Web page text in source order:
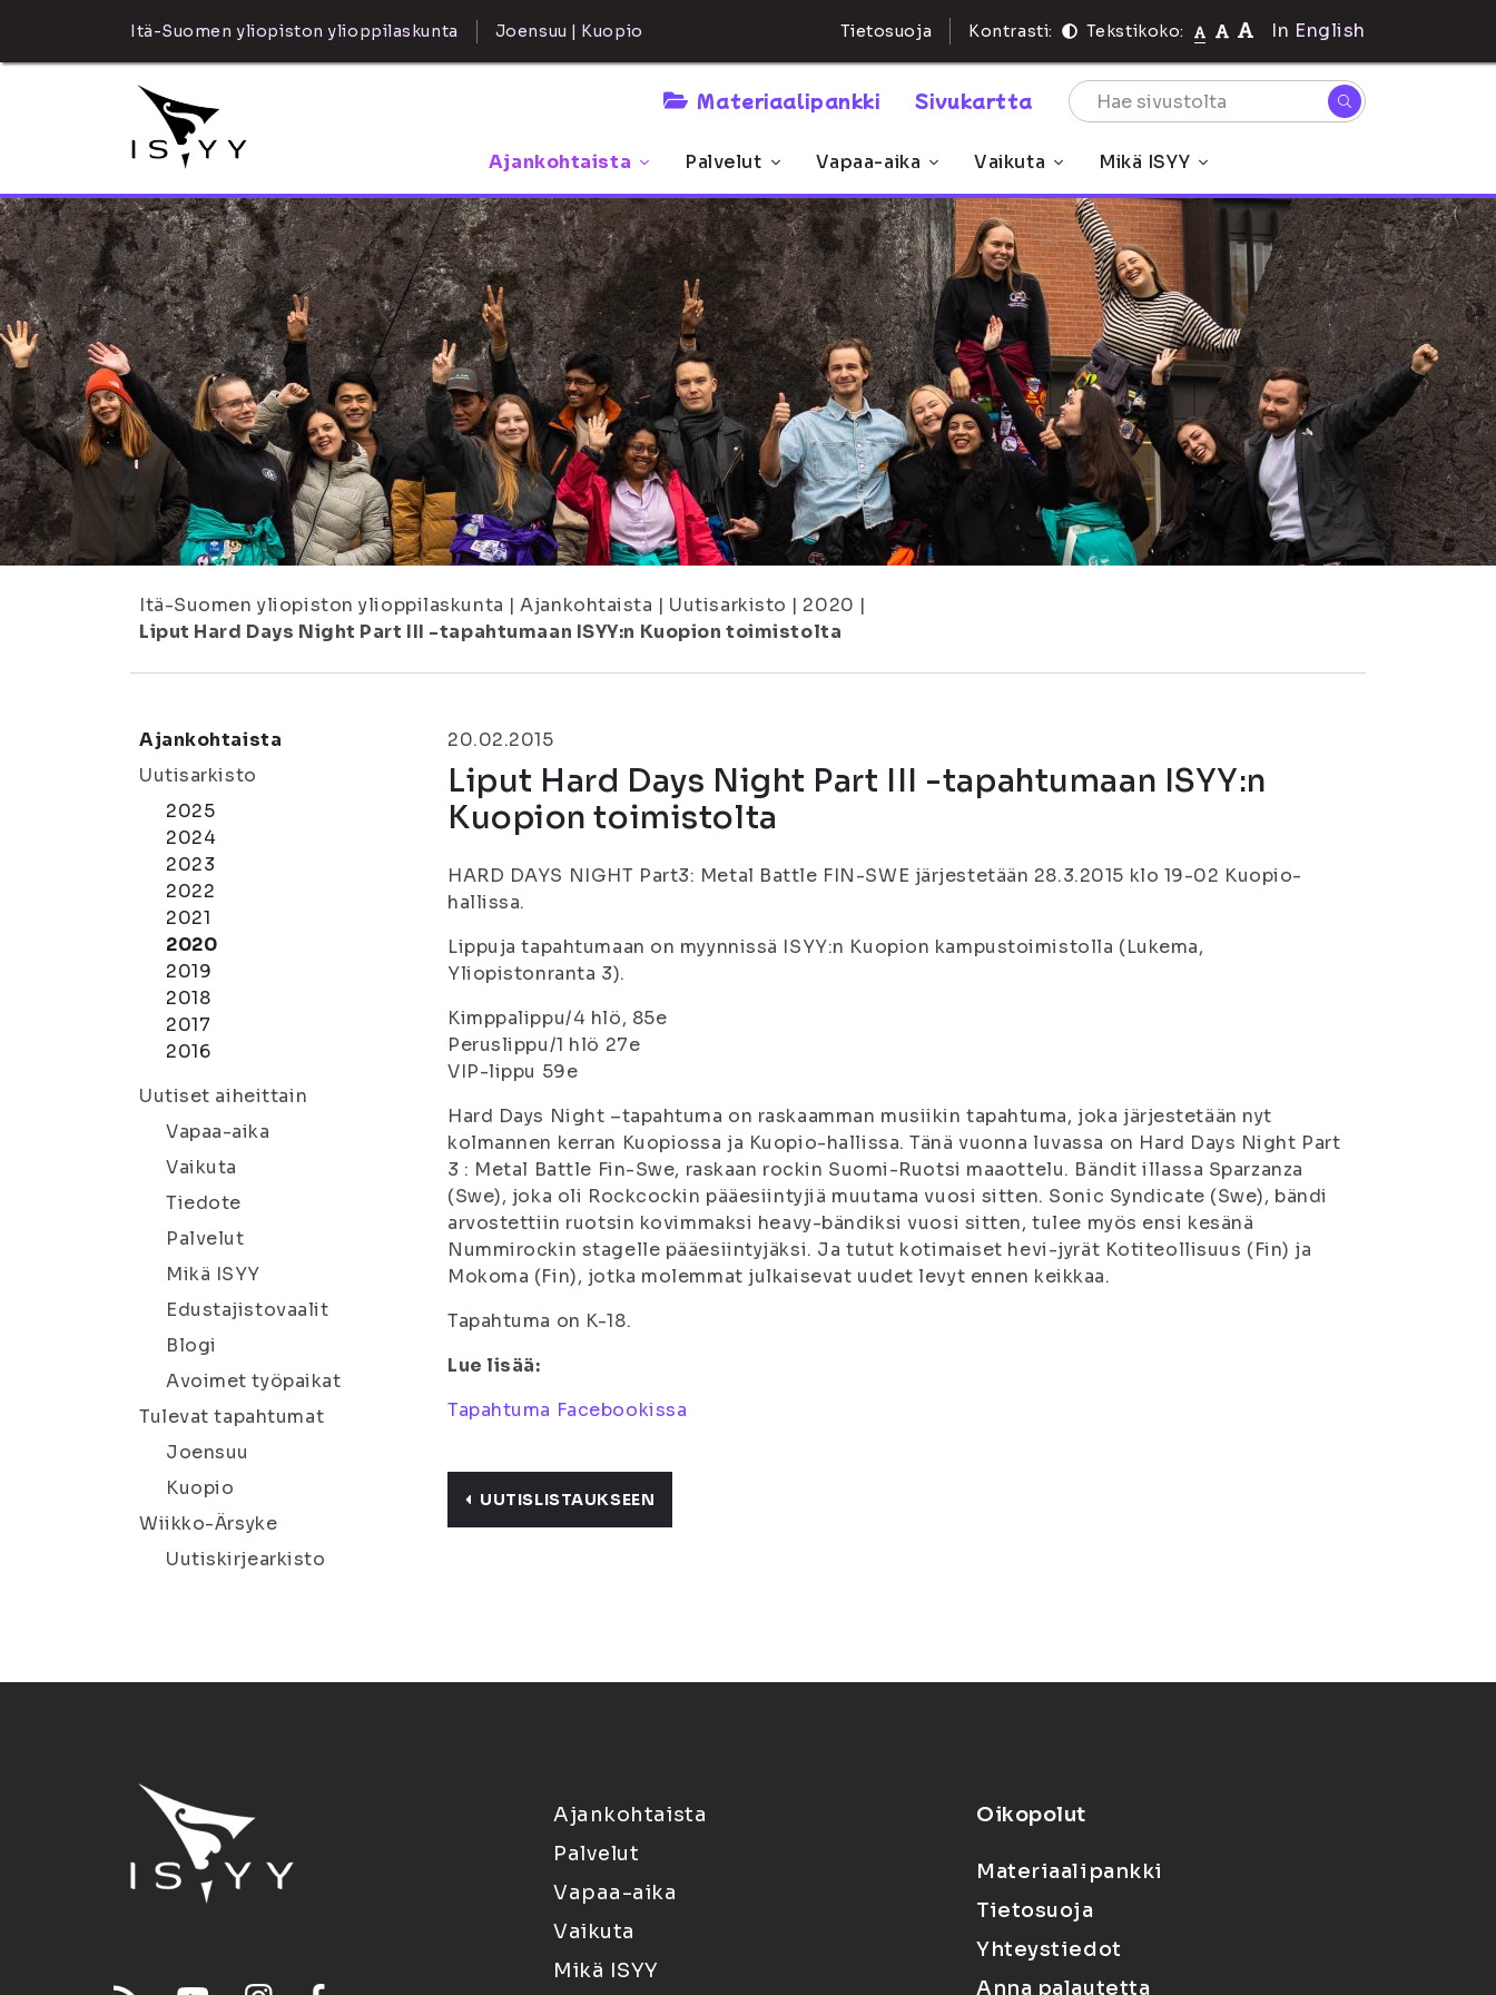
Itä-Suomen yliopiston ylioppilaskunta Joensuu | Kuopio Tietosuoja Kontrasti: Tekstikoko: In English
Materiaalipankki Sivukartta
Ajankohtaista Palvelut Vapaa-aika Vaikuta Mikä ISYY
Itä-Suomen yliopiston ylioppilaskunta | Ajankohtaista | Uutisarkisto | 2020 |
Liput Hard Days Night Part III -tapahtumaan ISYY:n Kuopion toimistolta
Ajankohtaista
Uutisarkisto
2025
2024
2023
2022
2021
2020
2019
2018
2017
2016
Uutiset aiheittain
Vapaa-aika
Vaikuta
Tiedote
Palvelut
Mikä ISYY
Edustajistovaalit
Blogi
Avoimet työpaikat
Tulevat tapahtumat
Joensuu
Kuopio
Wiikko-Ärsyke
Uutiskirjearkisto
20.02.2015
Liput Hard Days Night Part III -tapahtumaan ISYY:n
Kuopion toimistolta
HARD DAYS NIGHT Part3: Metal Battle FIN-SWE järjestetään 28.3.2015 klo 19-02 Kuopio-
hallissa.
Lippuja tapahtumaan on myynnissä ISYY:n Kuopion kampustoimistolla (Lukema,
Yliopistonranta 3).
Kimppalippu/4 hlö, 85e
Peruslippu/1 hlö 27e
VIP-lippu 59e
Hard Days Night –tapahtuma on raskaamman musiikin tapahtuma, joka järjestetään nyt
kolmannen kerran Kuopiossa ja Kuopio-hallissa. Tänä vuonna luvassa on Hard Days Night Part
3 : Metal Battle Fin-Swe, raskaan rockin Suomi-Ruotsi maaottelu. Bändit illassa Sparzanza
(Swe), joka oli Rockcockin pääesiintyjiä muutama vuosi sitten. Sonic Syndicate (Swe), bändi
arvostettiin ruotsin kovimmaksi heavy-bändiksi vuosi sitten, tulee myös ensi kesänä
Nummirockin stagelle pääesiintyjäksi. Ja tutut kotimaiset hevi-jyrät Kotiteollisuus (Fin) ja
Mokoma (Fin), jotka molemmat julkaisevat uudet levyt ennen keikkaa.
Tapahtuma on K-18.
Lue lisää:
Tapahtuma Facebookissa
UUTISLISTAUKSEEN
Ajankohtaista
Palvelut
Vapaa-aika
Vaikuta
Mikä ISYY
Oikopolut
Materiaalipankki
Tietosuoja
Yhteystiedot
Anna palautetta